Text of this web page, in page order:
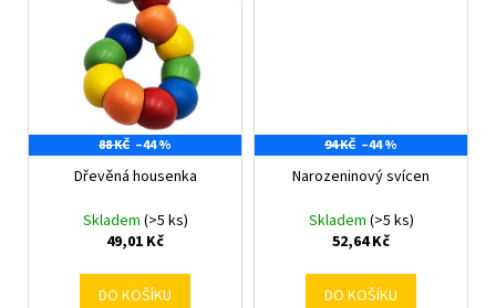
88 KČ –44 %
Dřevěná housenka
Skladem (>5 ks)
49,01 Kč
DO KOŠÍKU
94 KČ –44 %
Narozeninový svícen
Skladem (>5 ks)
52,64 Kč
DO KOŠÍKU